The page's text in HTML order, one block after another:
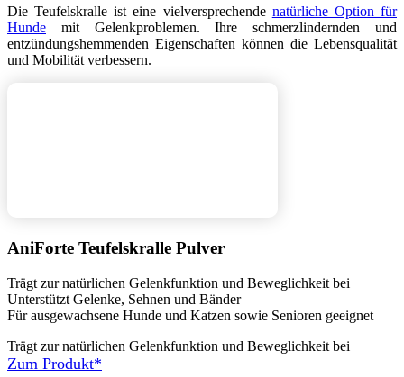
Die Teufelskralle ist eine vielversprechende natürliche Option für
Hunde mit Gelenkproblemen. Ihre schmerzlindernden und
entzündungshemmenden Eigenschaften können die Lebensqualität
und Mobilität verbessern.
AniForte Teufelskralle Pulver
Trägt zur natürlichen Gelenkfunktion und Beweglichkeit bei
Unterstützt Gelenke, Sehnen und Bänder
Für ausgewachsene Hunde und Katzen sowie Senioren geeignet
Trägt zur natürlichen Gelenkfunktion und Beweglichkeit bei
Zum Produkt*